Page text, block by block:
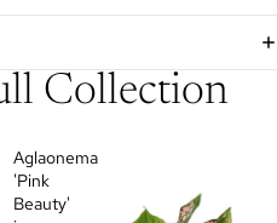
Collection
Aglaonema
'Pink
Beauty'